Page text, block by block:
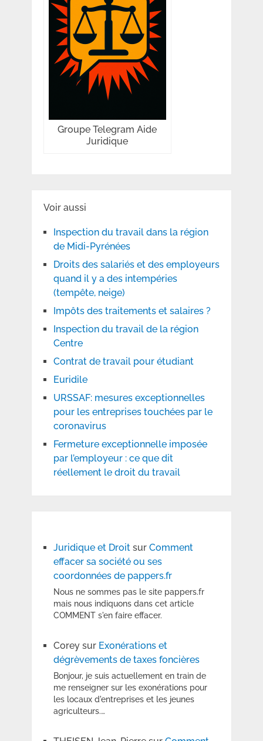
Groupe Telegram Aide
Juridique
Voir aussi
Inspection du travail dans la région
de Midi-Pyrénées
Droits des salariés et des employeurs
quand il y a des intempéries
(tempête, neige)
Impôts des traitements et salaires ?
Inspection du travail de la région
Centre
Contrat de travail pour étudiant
Euridile
URSSAF: mesures exceptionnelles
pour les entreprises touchées par le
coronavirus
Fermeture exceptionnelle imposée
par l’employeur : ce que dit
réellement le droit du travail
Juridique et Droitsur Comment
effacer sa société ou ses
coordonnées de pappers.fr
Nous ne sommes pas le site pappers.fr
mais nous indiquons dans cet article
COMMENT s'en faire effacer.
Coreysur Exonérations et
dégrèvements de taxes foncières
Bonjour, je suis actuellement en train de
me renseigner sur les exonérations pour
les locaux d'entreprises et les jeunes
agriculteurs.…